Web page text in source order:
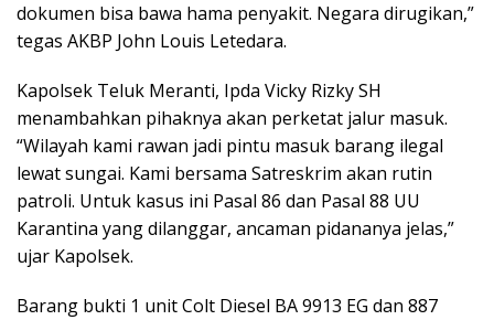
dokumen bisa bawa hama penyakit. Negara dirugikan,”
tegas AKBP John Louis Letedara.
Kapolsek Teluk Meranti, Ipda Vicky Rizky SH
menambahkan pihaknya akan perketat jalur masuk.
“Wilayah kami rawan jadi pintu masuk barang ilegal
lewat sungai. Kami bersama Satreskrim akan rutin
patroli. Untuk kasus ini Pasal 86 dan Pasal 88 UU
Karantina yang dilanggar, ancaman pidananya jelas,”
ujar Kapolsek.
Barang bukti 1 unit Colt Diesel BA 9913 EG dan 887